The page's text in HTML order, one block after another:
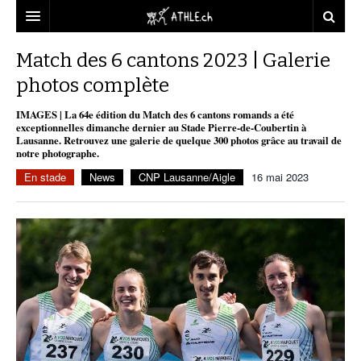
DOSSIERS
CHRONIQUES
TOUT
MICHEL HERREN
REPORTAGES
DOPAGE
GALERIES
STATISTIQUES
STATISTIQUES
MINIMA
PARTENAIRES
CNP
CLUBS PARTENAIRES
FÉDÉRATION
TOUS SUPPORTERS D’ATHLE.CH !
PUBLICITÉ
VIDEOS
CLUB D’ATHLÉTISME
TOUS SUPPORTERS D’ATHLE.CH !
CHARTE ÉDITORIALE
NOUS CONTACTER
ATHLE.CH RÉGIONS
CNP LAUSANNE/AIGLE
ATHLE.CH RÉGIONS | GENÈVE
ATHLE.CH RÉGIONS | JURA
ATHLE.CH VINTAGE
TIMELINE
BIOGRAPHIES
Match des 6 cantons 2023 | Galerie
photos complète
IMAGES | La 64e édition du Match des 6 cantons romands a été
exceptionnelles dimanche dernier au Stade Pierre-de-Coubertin à
Lausanne. Retrouvez une galerie de quelque 300 photos grâce au travail de
notre photographe.
En stade News CNP Lausanne/Aigle 16 mai 2023